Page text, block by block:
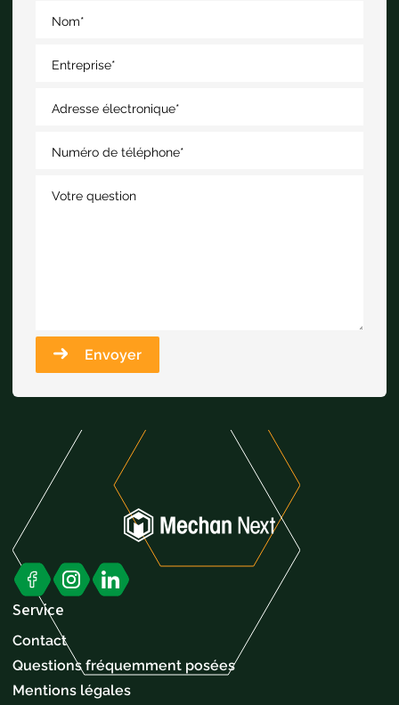
Nom*
Entreprise*
Adresse électronique*
Numéro de téléphone*
Votre question
Envoyer
Service
Contact
Questions fréquemment posées
Mentions légales